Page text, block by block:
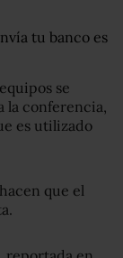
tu banco es
se
la conferencia,
es utilizado
que el